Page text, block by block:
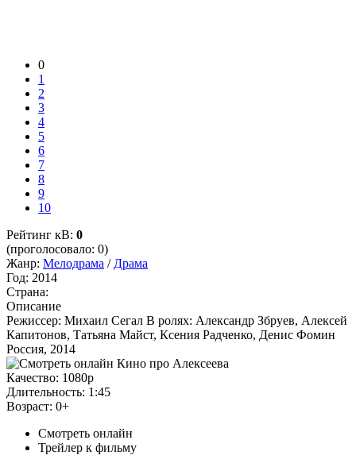
0
1
2
3
4
5
6
7
8
9
10
Рейтинг кВ: 0
(проголосовало: 0)
Жанр: Мелодрама / Драма
Год: 2014
Страна:
Описание
Режиссер: Михаил Сегал В ролях: Александр Збруев, Алексей
Капитонов, Татьяна Майст, Ксения Радченко, Денис Фомин
Россия, 2014
Качество: 1080p
Длительность: 1:45
Возраст: 0+
Смотреть онлайн
Трейлер к фильму